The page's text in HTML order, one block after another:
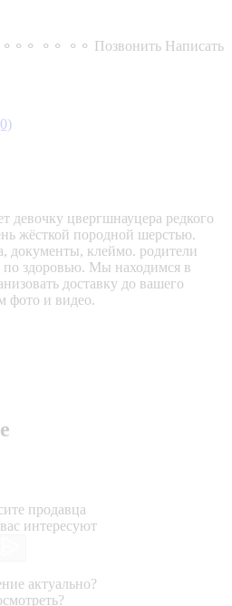
⚬⚬⚬ ⚬⚬ ⚬⚬ Позвонить Написать
девочку цвергшнауцера редкого
жёсткой породной шерстью.
документы, клеймо. родители
по здоровью. Мы находимся в
доставку до вашего
фото и видео.
продавца
интересуют
актуально?